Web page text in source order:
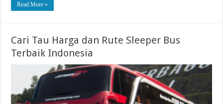
Read More »
Cari Tau Harga dan Rute Sleeper Bus
Terbaik Indonesia